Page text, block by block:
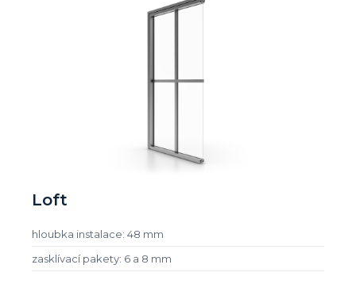
Loft
hloubka instalace: 48 mm
zasklívací pakety: 6 a 8 mm